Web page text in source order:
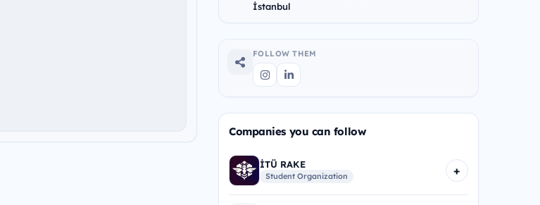
İstanbul
FOLLOW THEM
Companies you can follow
İTÜ RAKE
Student Organization +